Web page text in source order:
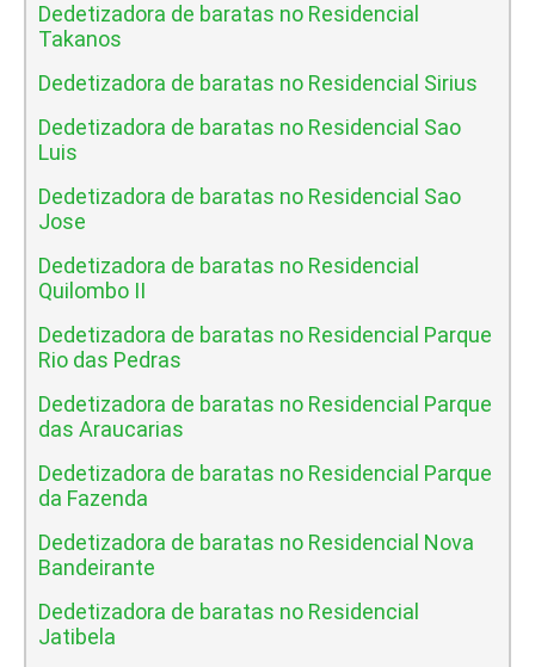
Dedetizadora de baratas no Residencial
Takanos
Dedetizadora de baratas no Residencial Sirius
Dedetizadora de baratas no Residencial Sao
Luis
Dedetizadora de baratas no Residencial Sao
Jose
Dedetizadora de baratas no Residencial
Quilombo II
Dedetizadora de baratas no Residencial Parque
Rio das Pedras
Dedetizadora de baratas no Residencial Parque
das Araucarias
Dedetizadora de baratas no Residencial Parque
da Fazenda
Dedetizadora de baratas no Residencial Nova
Bandeirante
Dedetizadora de baratas no Residencial
Jatibela